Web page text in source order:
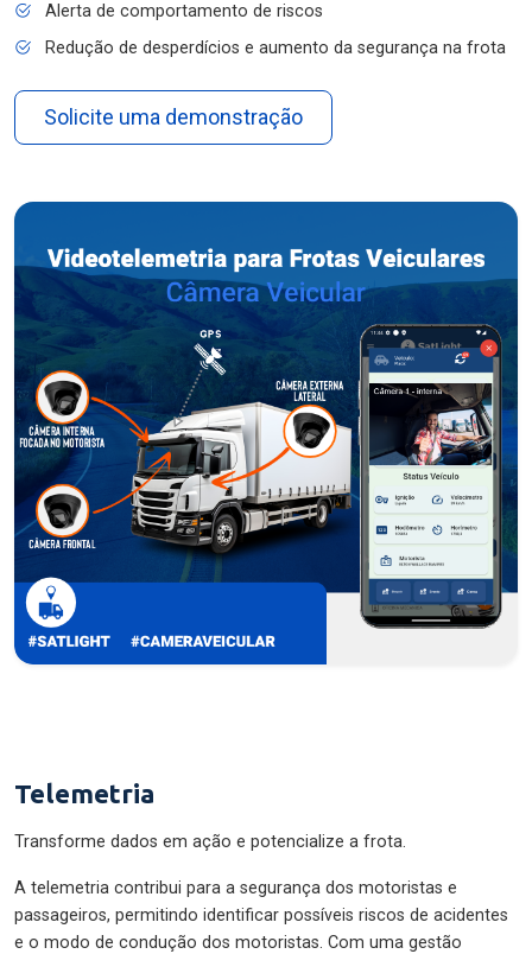
Alerta de comportamento de riscos
Redução de desperdícios e aumento da segurança na frota
Solicite uma demonstração
Telemetria
Transforme dados em ação e potencialize a frota.
A telemetria contribui para a segurança dos motoristas e
passageiros, permitindo identificar possíveis riscos de acidentes
e o modo de condução dos motoristas. Com uma gestão